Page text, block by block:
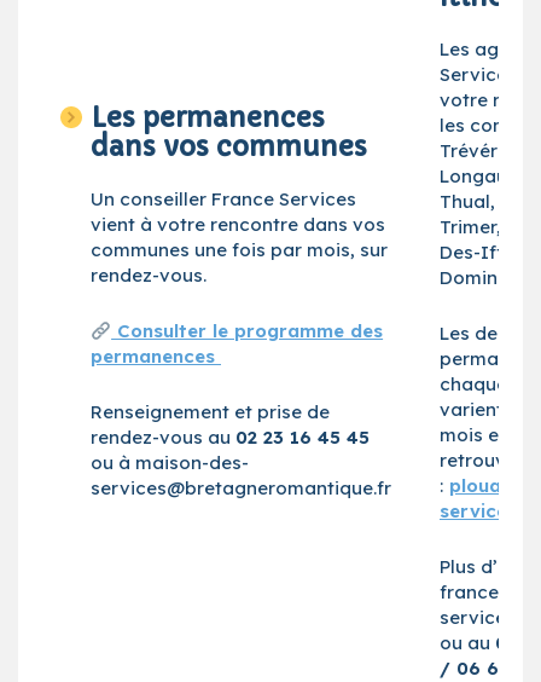
Les permanences
dans vos communes
Un conseiller France Services
vient à votre rencontre dans vos
communes une fois par mois, sur
rendez-vous.
Consulter le programme des
permanences
Renseignement et prise de
rendez-vous au 02 23 16 45 45
ou à maison-des-
services@bretagneromantique.fr
Les
Services
votre
les
Trévérien,
Thual, La
Trimer,
Des-Iffs,
Domineuc
Les demi-
chaque
varient
mois et
retrouver
:
services-
Plus
france-
ou au 06
/ 06 65